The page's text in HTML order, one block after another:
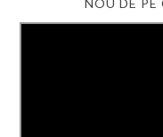
NOU DE PE